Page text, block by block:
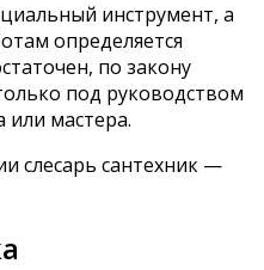
инструмент, а
определяется
по закону
под руководством
или мастера.